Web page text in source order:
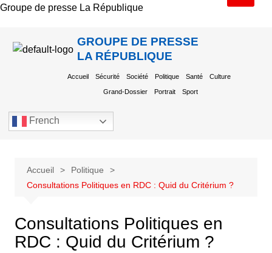
Groupe de presse La République
GROUPE DE PRESSE
LA RÉPUBLIQUE
Accueil Sécurité Société Politique Santé Culture
Grand-Dossier Portrait Sport
French
Accueil
Politique
Consultations Politiques en RDC : Quid du Critérium ?
Consultations Politiques en
RDC : Quid du Critérium ?